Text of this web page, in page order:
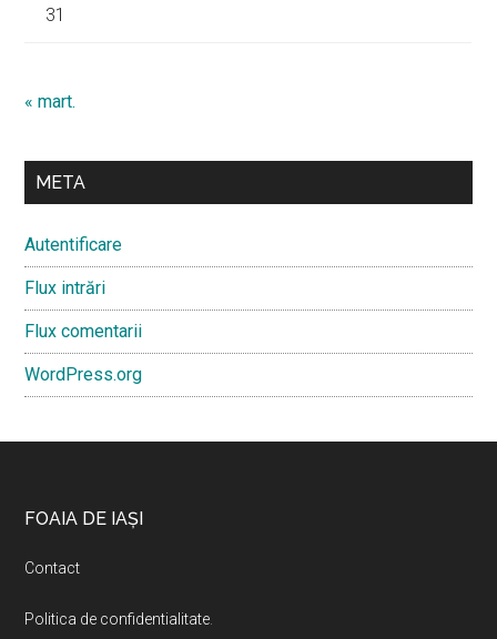
31
« mart.
META
Autentificare
Flux intrări
Flux comentarii
WordPress.org
Footer
FOAIA DE IAȘI
Contact
Politica de confidentialitate